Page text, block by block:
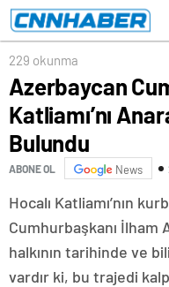
229 okunma
Azerbaycan
Katliamı’nı
Bulundu
ABONE OL News
Hocalı Katliamı’nın
Cumhurbaşkanı İlham
halkının tarihinde ve
vardır ki, bu trajedi